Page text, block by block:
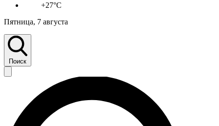
+27°C
Пятница, 7 августа
Поиск